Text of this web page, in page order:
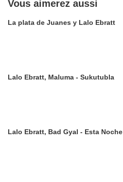
Vous aimerez aussi
La plata de Juanes y Lalo Ebratt
Lalo Ebratt, Maluma - Sukutubla
Lalo Ebratt, Bad Gyal - Esta Noche